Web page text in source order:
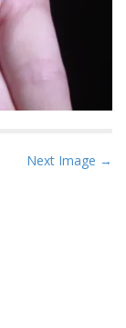
Next Image →